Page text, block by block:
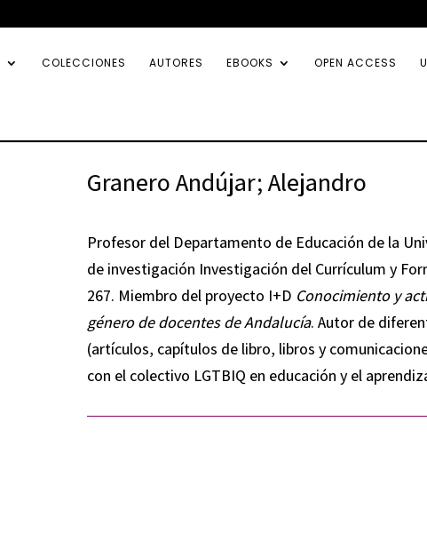
COLECCIONES AUTORES EBOOKS OPEN ACCESS
Granero Andújar; Alejandro
Profesor del Departamento de Educación de la
de investigación Investigación del Currículum y
267. Miembro del proyecto I+D Conocimiento y
género de docentes de Andalucía. Autor de
(artículos, capítulos de libro, libros y
con el colectivo LGTBIQ en educación y el